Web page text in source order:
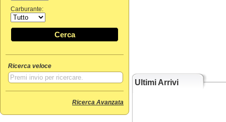
Carburante:
Cerca
Ricerca veloce
Ricerca Avanzata
Ultimi Arrivi